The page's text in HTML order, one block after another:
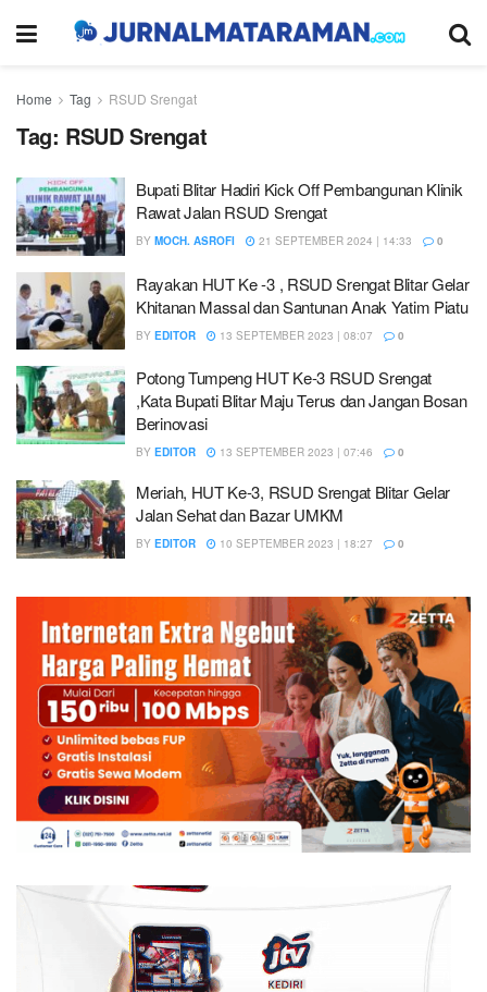
Home Tag RSUD Srengat
Tag: RSUD Srengat
Bupati Blitar Hadiri Kick Off Pembangunan Klinik
Rawat Jalan RSUD Srengat
BY MOCH. ASROFI 21 SEPTEMBER 2024 | 14:33 0
Rayakan HUT Ke -3 , RSUD Srengat Blitar Gelar
Khitanan Massal dan Santunan Anak Yatim Piatu
BY EDITOR 13 SEPTEMBER 2023 | 08:07 0
Potong Tumpeng HUT Ke-3 RSUD Srengat
,Kata Bupati Blitar Maju Terus dan Jangan Bosan
Berinovasi
BY EDITOR 13 SEPTEMBER 2023 | 07:46 0
Meriah, HUT Ke-3, RSUD Srengat Blitar Gelar
Jalan Sehat dan Bazar UMKM
BY EDITOR 10 SEPTEMBER 2023 | 18:27 0